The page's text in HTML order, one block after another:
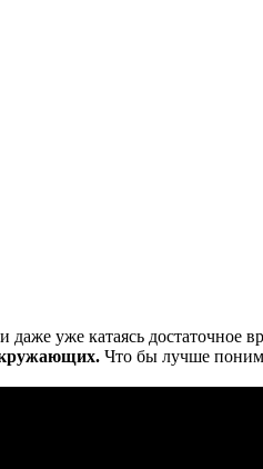
даже уже катаясь
Что бы лучше